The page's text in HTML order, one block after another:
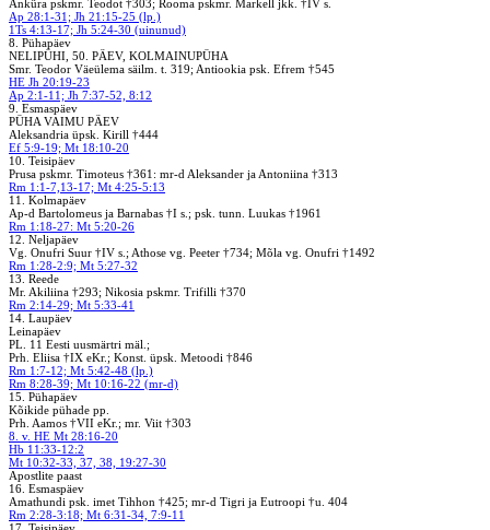
Anküra pskmr. Teodot †303; Rooma pskmr. Markell jkk. †IV s.
Ap 28:1-31; Jh 21:15-25 (lp.)
1Ts 4:13-17; Jh 5:24-30 (uinunud)
8. Pühapäev
NELIPÜHI, 50. PÄEV, KOLMAINUPÜHA
Smr. Teodor Väeülema säilm. t. 319; Antiookia psk. Efrem †545
HE Jh 20:19-23
Ap 2:1-11; Jh 7:37-52, 8:12
9. Esmaspäev
PÜHA VAIMU PÄEV
Aleksandria üpsk. Kirill †444
Ef 5:9-19; Mt 18:10-20
10. Teisipäev
Prusa pskmr. Timoteus †361: mr-d Aleksander ja Antoniina †313
Rm 1:1-7,13-17; Mt 4:25-5:13
11. Kolmapäev
Ap-d Bartolomeus ja Barnabas †I s.; psk. tunn. Luukas †1961
Rm 1:18-27: Mt 5:20-26
12. Neljapäev
Vg. Onufri Suur †IV s.; Athose vg. Peeter †734; Mõla vg. Onufri †1492
Rm 1:28-2:9; Mt 5:27-32
13. Reede
Mr. Akiliina †293; Nikosia pskmr. Trifilli †370
Rm 2:14-29; Mt 5:33-41
14. Laupäev
Leinapäev
PL. 11 Eesti uusmärtri mäl.;
Prh. Eliisa †IX eKr.; Konst. üpsk. Metoodi †846
Rm 1:7-12; Mt 5:42-48 (lp.)
Rm 8:28-39; Mt 10:16-22 (mr-d)
15. Pühapäev
Kõikide pühade pp.
Prh. Aamos †VII eKr.; mr. Viit †303
8. v. HE Mt 28:16-20
Hb 11:33-12:2
Mt 10:32-33, 37, 38, 19:27-30
Apostlite paast
16. Esmaspäev
Amathundi psk. imet Tihhon †425; mr-d Tigri ja Eutroopi †u. 404
Rm 2:28-3:18; Mt 6:31-34, 7:9-11